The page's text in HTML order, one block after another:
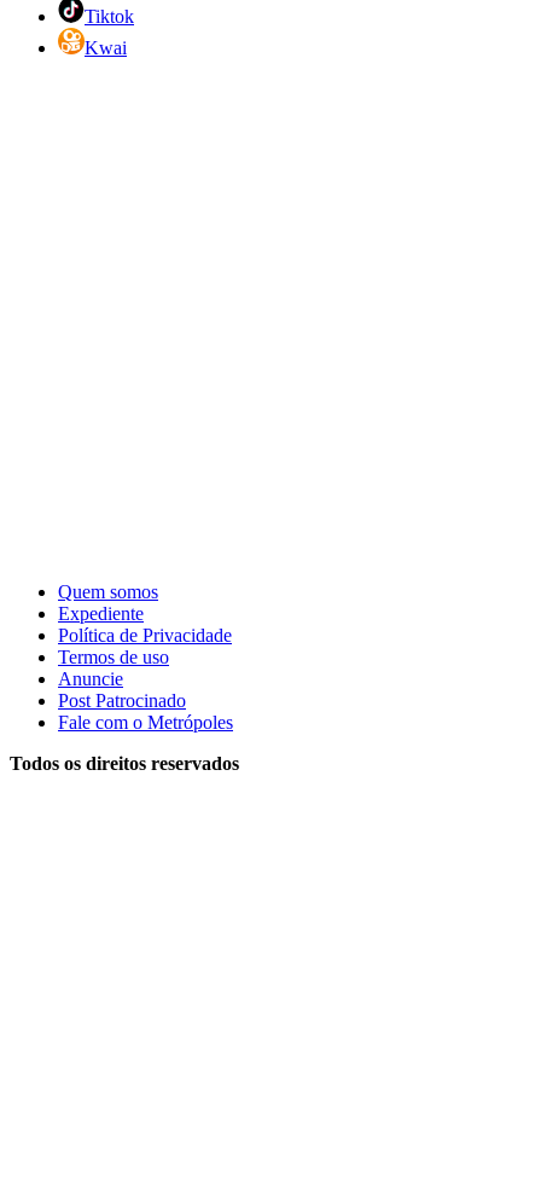
Tiktok
Kwai
Quem somos
Expediente
Política de Privacidade
Termos de uso
Anuncie
Post Patrocinado
Fale com o Metrópoles
Todos os direitos reservados